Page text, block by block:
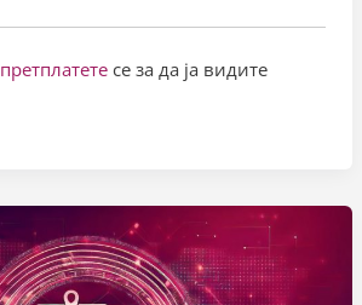
претплатетесе за да ја видите